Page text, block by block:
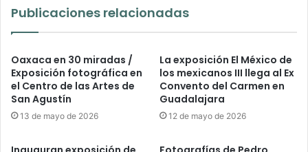
Publicaciones relacionadas
Oaxaca en 30 miradas /
Exposición fotográfica en
el Centro de las Artes de
San Agustín
13 de mayo de 2026
La exposición El México de
los mexicanos III llega al Ex
Convento del Carmen en
Guadalajara
12 de mayo de 2026